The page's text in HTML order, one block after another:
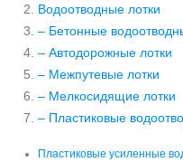
Водоотводные лотки
– Бетонные
– Автодорожные лотки
– Межпутевые лотки
– Мелкосидящие лотки
– Пластиковые
Пластиковые усиленные